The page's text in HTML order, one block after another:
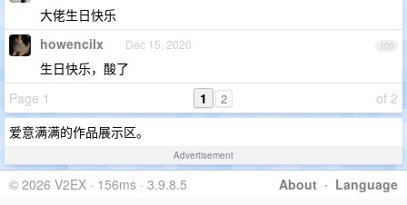
大佬生日快乐
100
howencilx Dec 15, 2020
生日快乐，酸了
Page 1
of 2
1 2
爱意满满的作品展示区。
Advertisement
About · Language
© 2026 V2EX · 156ms · 3.9.8.5